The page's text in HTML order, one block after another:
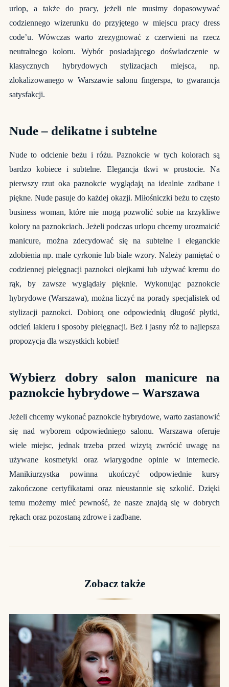
urlop, a także do pracy, jeżeli nie musimy dopasowywać
codziennego wizerunku do przyjętego w miejscu pracy dress
code’u. Wówczas warto zrezygnować z czerwieni na rzecz
neutralnego koloru. Wybór posiadającego doświadczenie w
klasycznych hybrydowych stylizacjach miejsca, np.
zlokalizowanego w Warszawie salonu fingerspa, to gwarancja
satysfakcji.
Nude – delikatne i subtelne
Nude to odcienie beżu i różu. Paznokcie w tych kolorach są
bardzo kobiece i subtelne. Elegancja tkwi w prostocie. Na
pierwszy rzut oka paznokcie wyglądają na idealnie zadbane i
piękne. Nude pasuje do każdej okazji. Miłośniczki beżu to często
business woman, które nie mogą pozwolić sobie na krzykliwe
kolory na paznokciach. Jeżeli podczas urlopu chcemy urozmaicić
manicure, można zdecydować się na subtelne i eleganckie
zdobienia np. małe cyrkonie lub białe wzory. Należy pamiętać o
codziennej pielęgnacji paznokci olejkami lub używać kremu do
rąk, by zawsze wyglądały pięknie. Wykonując paznokcie
hybrydowe (Warszawa), można liczyć na porady specjalistek od
stylizacji paznokci. Dobiorą one odpowiednią długość płytki,
odcień lakieru i sposoby pielęgnacji. Beż i jasny róż to najlepsza
propozycja dla wszystkich kobiet!
Wybierz dobry salon manicure na
paznokcie hybrydowe – Warszawa
Jeżeli chcemy wykonać paznokcie hybrydowe, warto zastanowić
się nad wyborem odpowiedniego salonu. Warszawa oferuje
wiele miejsc, jednak trzeba przed wizytą zwrócić uwagę na
używane kosmetyki oraz wiarygodne opinie w internecie.
Manikiurzystka powinna ukończyć odpowiednie kursy
zakończone certyfikatami oraz nieustannie się szkolić. Dzięki
temu możemy mieć pewność, że nasze znajdą się w dobrych
rękach oraz pozostaną zdrowe i zadbane.
Zobacz także